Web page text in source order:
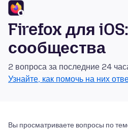
Firefox для
сообщества
2 вопроса за последние 24
Узнайте, как помочь на них
Вы просматриваете вопросы по